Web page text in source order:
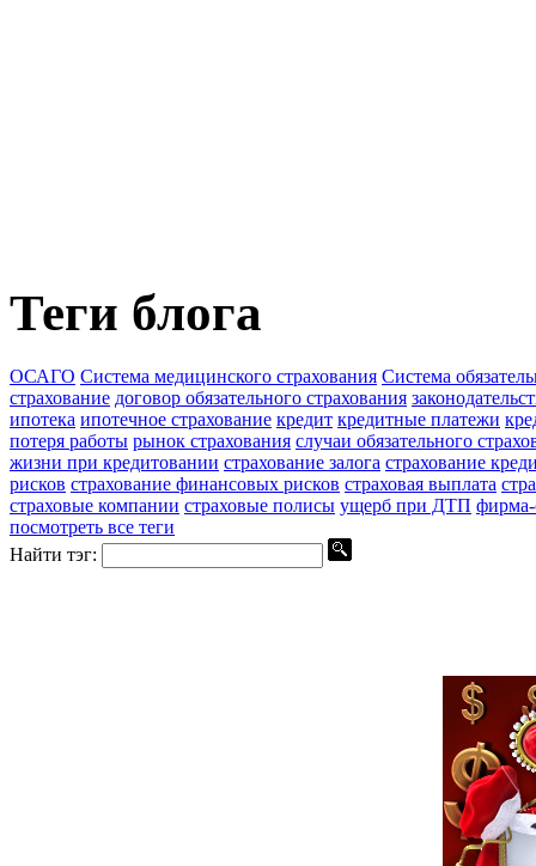
Теги блога
ОСАГО Система медицинского страхования Система
страхование договор обязательного страхования
ипотека ипотечное страхование кредит кредитные платежи
потеря работы рынок страхования случаи обязательного
жизни при кредитовании страхование залога страхование
рисков страхование финансовых рисков страховая выплата
страховые компании страховые полисы ущерб при ДТП
посмотреть все теги
Найти тэг: